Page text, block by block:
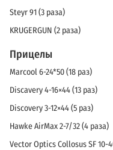
Steyr 91 (3 раза)
KRUGERGUN (2 раза)
Прицелы
Marcool 6-24*50 (18 раз)
Discavery 4-16×44 (13 раз)
Discovery 3-12×44 (5 раз)
Hawke AirMax 2-7/32 (4 раза)
Vector Optics Collosus SF 10-